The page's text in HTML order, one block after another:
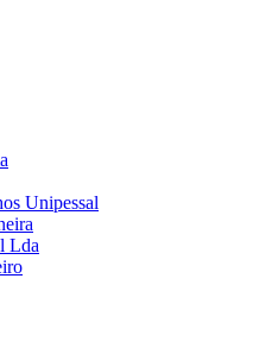
Unipessal
Lda